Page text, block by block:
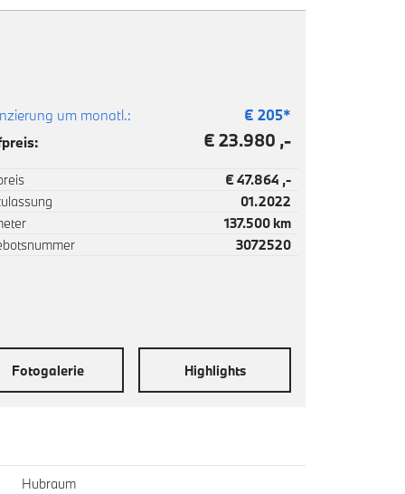
um monatl.: € 205*
€ 23.980 ,-
€ 47.864 ,-
01.2022
137.500 km
3072520
Fotogalerie Highlights
Hubraum